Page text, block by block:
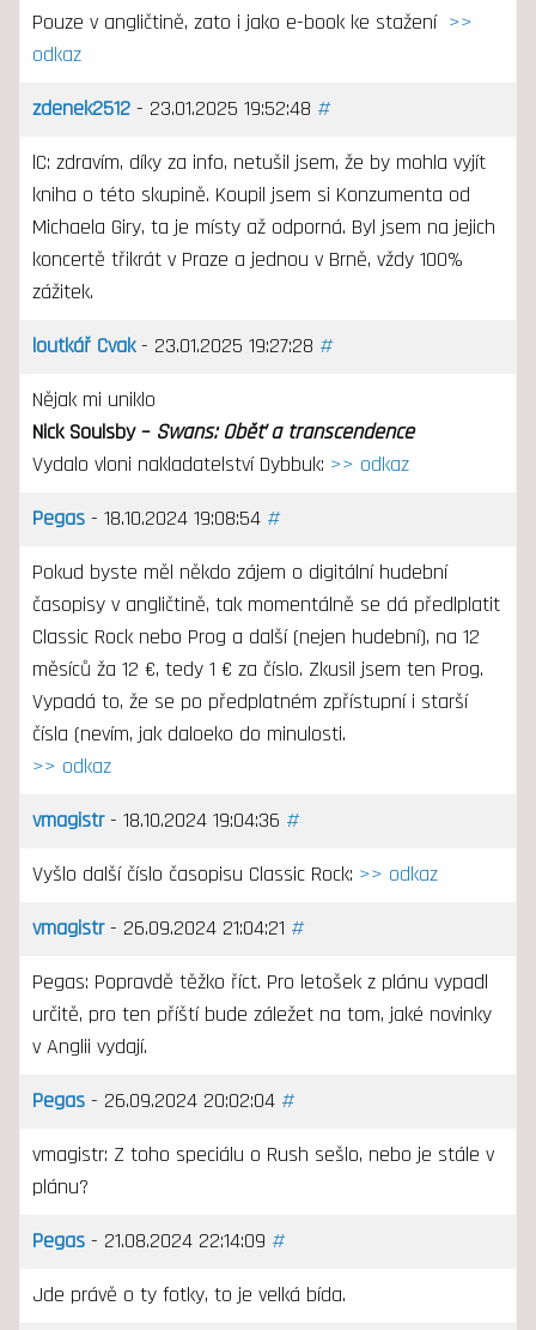
Pouze v angličtině, zato i jako e-book ke stažení >>
odkaz
zdenek2512- 23.01.2025 19:52:48 #
lC: zdravím, díky za info, netušil jsem, že by mohla vyjít
kniha o této skupině. Koupil jsem si Konzumenta od
Michaela Giry, ta je místy až odporná. Byl jsem na jejich
koncertě třikrát v Praze a jednou v Brně, vždy 100%
zážitek.
loutkář Cvak- 23.01.2025 19:27:28 #
Nějak mi uniklo
Nick Soulsby – Swans: Oběť a transcendence
Vydalo vloni nakladatelství Dybbuk: >> odkaz
Pegas- 18.10.2024 19:08:54 #
Pokud byste měl někdo zájem o digitální hudební
časopisy v angličtině, tak momentálně se dá předlplatit
Classic Rock nebo Prog a další (nejen hudební), na 12
měsíců ža 12 €, tedy 1 € za číslo. Zkusil jsem ten Prog.
Vypadá to, že se po předplatném zpřístupní i starší
čísla (nevím, jak daloeko do minulosti.
>> odkaz
vmagistr- 18.10.2024 19:04:36 #
Vyšlo další číslo časopisu Classic Rock: >> odkaz
vmagistr- 26.09.2024 21:04:21 #
Pegas: Popravdě těžko říct. Pro letošek z plánu vypadl
určitě, pro ten příští bude záležet na tom, jaké novinky
v Anglii vydají.
Pegas- 26.09.2024 20:02:04 #
vmagistr: Z toho speciálu o Rush sešlo, nebo je stále v
plánu?
Pegas- 21.08.2024 22:14:09 #
Jde právě o ty fotky, to je velká bída.